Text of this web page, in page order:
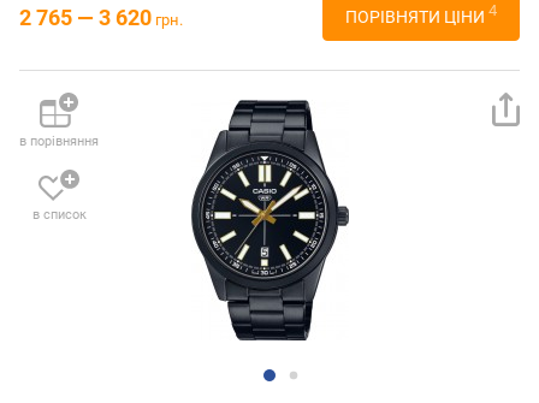
2 765 — 3 620 грн. ПОРІВНЯТИ ЦІНИ 4
в порівняння
в список